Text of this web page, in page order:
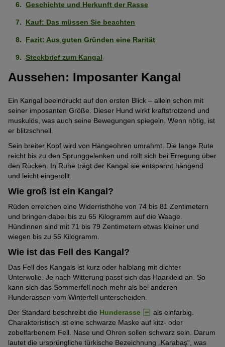
Intelligent
5
Geringe Tendenz zu beißen
(3
von
5
Pfoten)
Stark
ausgeprägt
(4
von
5
Stark
ausgeprägt
(4
5
Pfoten)
Verliert wenig Haare
Stark
(4
von
5
Sehr
stark
ausgeprägt
5
Pfoten)
Verspielt
Schwach
von
5
Pfoten)
von
Energielevel
ausgeprägt
Pfoten)
FCI-Gruppe
Sennenhunde
Geschichte und Herkunft der Rasse
Kauf: Das müssen Sie beachten
Fazit: Aus guten Gründen eine Rarität
Steckbrief zum Kangal
Aussehen: Imposanter Kangal
Ein Kangal beeindruckt auf den ersten Blick – allein schon mit
seiner imposanten Größe. Dieser Hund wirkt kraftstrotzend und
muskulös, was auch seine Bewegungen spiegeln. Wenn nötig, ist
er blitzschnell.
Sein breiter Kopf wird von Hängeohren umrahmt. Die lange Rute
reicht bis zu den Sprunggelenken und rollt sich bei Erregung über
den Rücken. In Ruhe trägt der Kangal sie entspannt hängend
und leicht eingerollt.
Wie groß ist ein Kangal?
Rüden erreichen eine Widerristhöhe von 74 bis 81 Zentimetern
und bringen dabei bis zu 65 Kilogramm auf die Waage.
Hündinnen sind mit 71 bis 79 Zentimetern etwas kleiner und
wiegen bis zu 55 Kilogramm.
Wie ist das Fell des Kangal?
Das Fell des Kangals ist kurz oder halblang mit dichter
Unterwolle. Je nach Witterung passt sich das Haarkleid an. So
kann sich das Sommerfell noch mehr als bei anderen
Hunderassen vom Winterfell unterscheiden.
Der Standard beschreibt die Hunderasse
als einfarbig.
Charakteristisch ist eine schwarze Maske auf kitz- oder
zobelfarbenem Fell. Nase und Ohren sollen schwarz sein. Darum
lautet die ursprüngliche türkische Bezeichnung „Karabaş“, was